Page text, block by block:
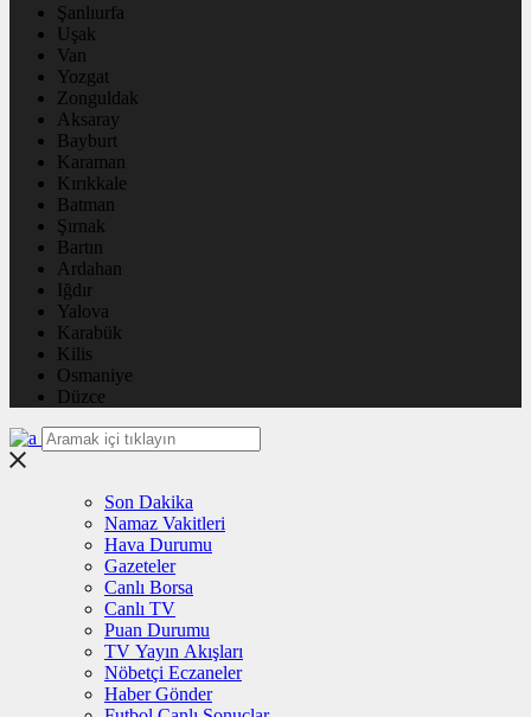
Şanlıurfa
Uşak
Van
Yozgat
Zonguldak
Aksaray
Bayburt
Karaman
Kırıkkale
Batman
Şırnak
Bartın
Ardahan
Iğdır
Yalova
Karabük
Kilis
Osmaniye
Düzce
Son Dakika
Namaz Vakitleri
Hava Durumu
Gazeteler
Canlı Borsa
Canlı TV
Puan Durumu
TV Yayın Akışları
Nöbetçi Eczaneler
Haber Gönder